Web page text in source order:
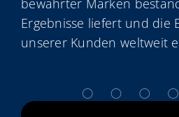
bewährter Marken
Ergebnisse liefert und die
unserer Kunden weltweit